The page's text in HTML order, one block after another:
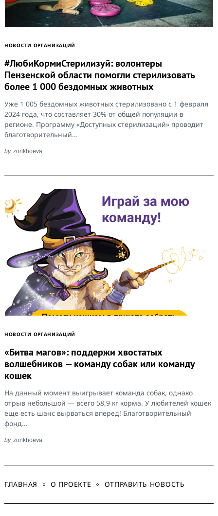
НОВОСТИ ОРГАНИЗАЦИЙ
#ЛюбиКормиСтерилизуй: волонтеры
Пензенской области помогли стерилизовать
более 1 000 бездомных животных
Уже 1 005 бездомных животных стерилизовано с 1 февраля
2024 года, что составляет 30% от общей популяции в
регионе. Программу «Доступных стерилизаций» проводит
благотворительный...
by zonkhoeva
НОВОСТИ ОРГАНИЗАЦИЙ
«Битва магов»: поддержи хвостатых
волшебников — команду собак или команду
кошек
На данный момент выигрывает команда собак, однако
отрыв небольшой — всего 58,9 кг корма. У любителей кошек
еще есть шанс вырваться вперед! Благотворительный
фонд...
by zonkhoeva
ГЛАВНАЯ О ПРОЕКТЕ ОТПРАВИТЬ НОВОСТЬ